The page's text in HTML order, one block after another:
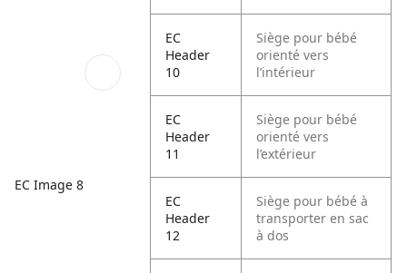
EC Image 8
EC
Header
10
Siège pour bébé
orienté vers
l’intérieur
EC
Header
11
Siège pour bébé
orienté vers
l’extérieur
EC
Header
12
Siège pour bébé à
transporter en sac
à dos